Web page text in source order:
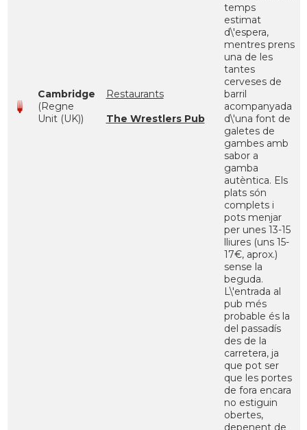
Cambridge
(Regne
Unit (UK))
Restaurants
The Wrestlers Pub
temps
estimat
d\'espera,
mentres prens
una de les
tantes
cerveses de
barril
acompanyada
d\'una font de
galetes de
gambes amb
sabor a
gamba
autèntica. Els
plats són
complets i
pots menjar
per unes 13-15
lliures (uns 15-
17€, aprox.)
sense la
beguda.
L\'entrada al
pub més
probable és la
del passadís
des de la
carretera, ja
que pot ser
que les portes
de fora encara
no estiguin
obertes,
depenent de